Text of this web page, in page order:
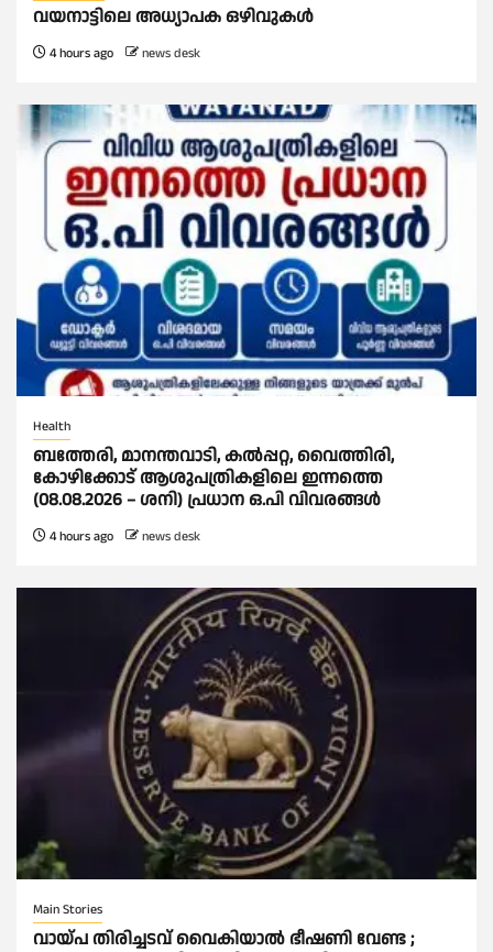
വയനാട്ടിലെ അധ്യാപക ഒഴിവുകൾ
4 hours ago news desk
Health
ബത്തേരി, മാനന്തവാടി, കൽപ്പറ്റ, വൈത്തിരി,
കോഴിക്കോട് ആശുപത്രികളിലെ ഇന്നത്തെ
(08.08.2026 – ശനി) പ്രധാന ഒ.പി വിവരങ്ങൾ
4 hours ago news desk
Main Stories
വായ്പ തിരിച്ചടവ് വൈകിയാല്‍ ഭീഷണി വേണ്ട ;